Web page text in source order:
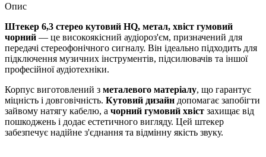
Опис
Штекер 6,3 стерео кутовий HQ, метал, хвіст гумовий
чорний — це високоякісний аудіороз'єм, призначений для
передачі стереофонічного сигналу. Він ідеально підходить для
підключення музичних інструментів, підсилювачів та іншої
професійної аудіотехніки.
Корпус виготовлений з металевого матеріалу, що гарантує
міцність і довговічність. Кутовий дизайн допомагає запобігти
зайвому натягу кабелю, а чорний гумовий хвіст захищає від
пошкоджень і додає естетичного вигляду. Цей штекер
забезпечує надійне з'єднання та відмінну якість звуку.